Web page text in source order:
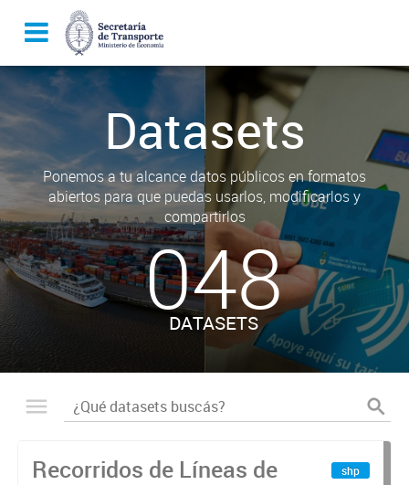
Datasets
Ponemos a tu alcance datos públicos en formatos
abiertos para que puedas usarlos, modificarlos y
compartirlos
048
DATASETS
Recorridos de Líneas de
shp